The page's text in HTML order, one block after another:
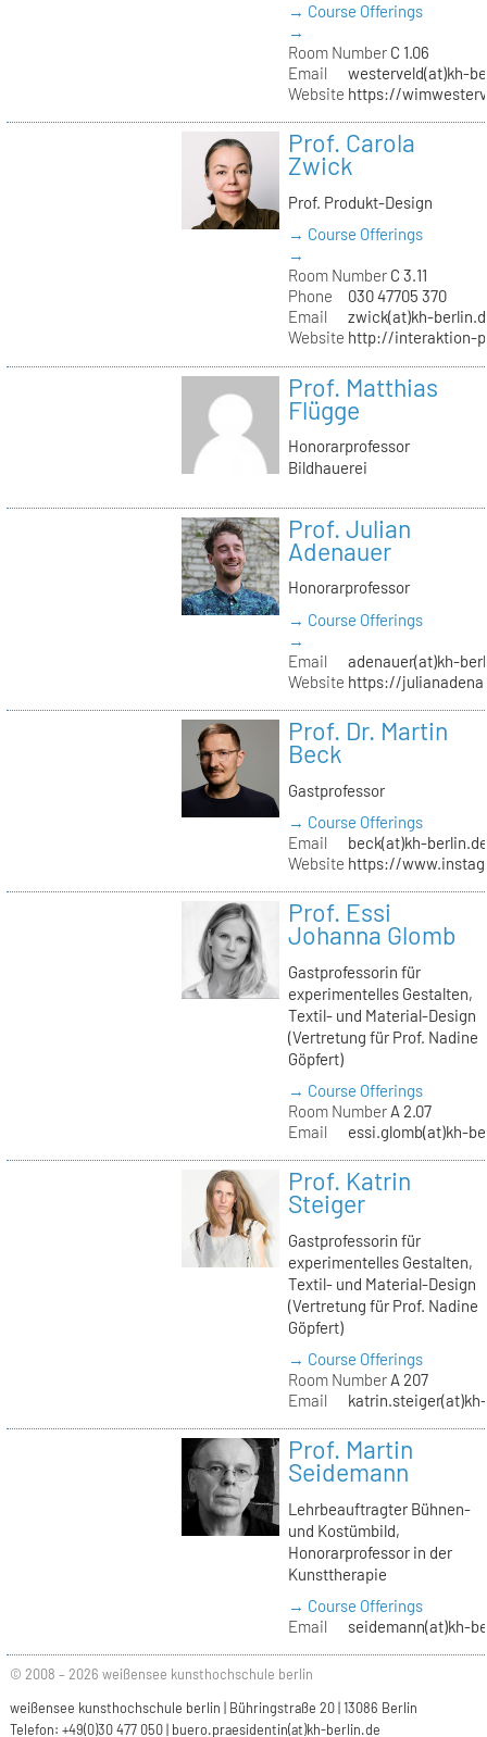
→ Course Offerings
→
Room NumberC 1.06
Email
westerveld(at)kh-
Website https://
Prof. Carola
Zwick
Prof. Produkt-Design
→ Course Offerings
→
Room NumberC 3.11
Phone
030 47705 370
Email
zwick(at)kh-
Website http://interaktion-
Prof. Matthias
Flügge
Honorarprofessor
Bildhauerei
Prof. Julian
Adenauer
Honorarprofessor
→ Course Offerings
→
Email
adenauer(at)kh-
Website https://
Prof. Dr. Martin
Beck
Gastprofessor
→ Course Offerings
Email
beck(at)kh-
Website https://
Prof. Essi
Johanna Glomb
Gastprofessorin für
experimentelles Gestalten,
Textil- und Material-Design
(Vertretung für Prof. Nadine
Göpfert)
→ Course Offerings
Room NumberA 2.07
Email
essi.glomb(at)kh-
Prof. Katrin
Steiger
Gastprofessorin für
experimentelles Gestalten,
Textil- und Material-Design
(Vertretung für Prof. Nadine
Göpfert)
→ Course Offerings
Room NumberA 207
Email
Prof. Martin
Seidemann
Lehrbeauftragter Bühnen-
und Kostümbild,
Honorarprofessor in der
Kunsttherapie
→ Course Offerings
Email
seidemann(at)kh-
© 2008 – 2026 weißensee kunsthochschule berlin
weißensee kunsthochschule berlin | Bühringstraße 20 | 13086 Berlin
Telefon: +49(0)30 477 050 | buero.praesidentin(at)kh-berlin.de